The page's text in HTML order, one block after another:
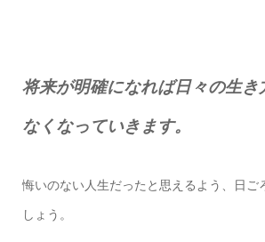
将来が明確になれば日々の生き
なくなっていきます。
悔いのない人生だったと思えるよう、日ご
しょう。